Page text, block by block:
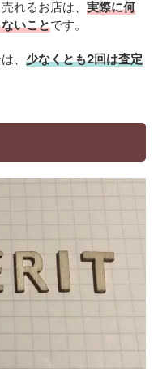
れるお店は、 実際に何
いことです。
、 少なくとも2回は査定